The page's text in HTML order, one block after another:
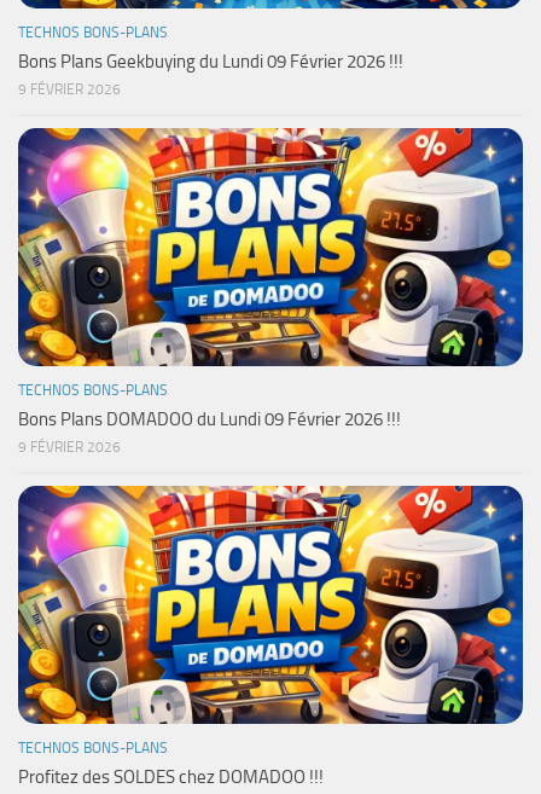
TECHNOS BONS-PLANS
Bons Plans Geekbuying du Lundi 09 Février 2026 !!!
9 FÉVRIER 2026
TECHNOS BONS-PLANS
Bons Plans DOMADOO du Lundi 09 Février 2026 !!!
9 FÉVRIER 2026
TECHNOS BONS-PLANS
Profitez des SOLDES chez DOMADOO !!!